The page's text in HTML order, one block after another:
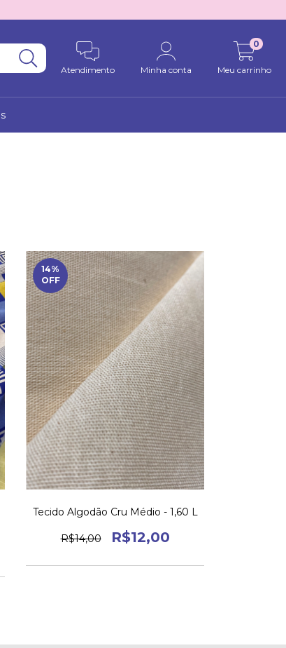
Atendimento Minha conta Meu carrinho
0
14%
OFF
Tecido Algodão Cru Médio - 1,60 L
R$14,00 R$12,00